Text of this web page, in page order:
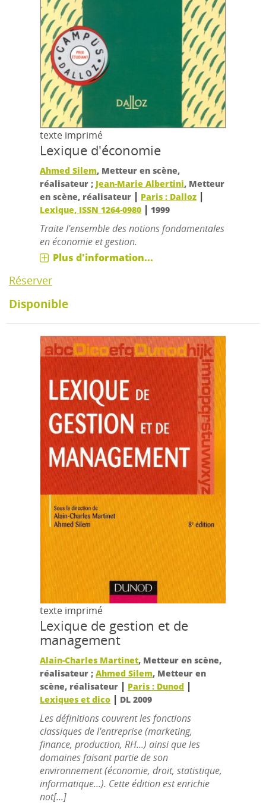
texte imprimé
Lexique d'économie
Ahmed Silem, Metteur en scène,
réalisateur ; Jean-Marie Albertini, Metteur
en scène, réalisateur | Paris : Dalloz |
Lexique, ISSN 1264-0980 | 1999
Traite l'ensemble des notions fondamentales
en économie et gestion.
Plus d'information...
Réserver
Disponible
texte imprimé
Lexique de gestion et de
management
Alain-Charles Martinet, Metteur en scène,
réalisateur ;Ahmed Silem, Metteur en
scène, réalisateur | Paris : Dunod |
Lexiques et dico | DL 2009
Les définitions couvrent les fonctions
classiques de l'entreprise (marketing,
finance, production, RH...) ainsi que les
domaines faisant partie de son
environnement (économie, droit, statistique,
informatique...). Cette édition est enrichie
not[...]